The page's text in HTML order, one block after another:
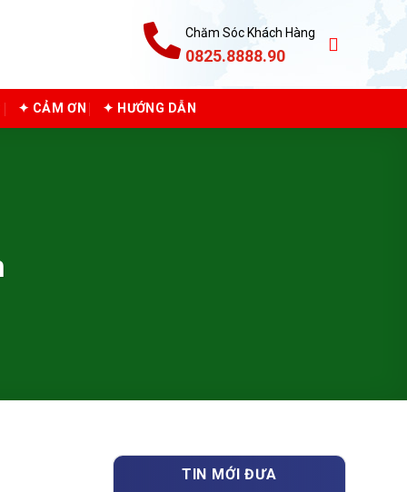
Chăm Sóc Khách Hàng
0825.8888.90
✦ CẢM ƠN ✦ HƯỚNG DẪN
TIN MỚI ĐƯA